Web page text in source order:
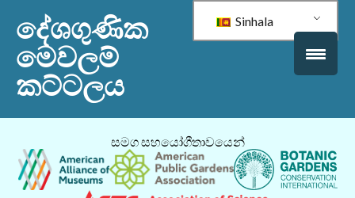
දේශගුණික
මෙවලම්
කට්ටලය
Sinhala
සමග සහයෝගීතාවයෙන්